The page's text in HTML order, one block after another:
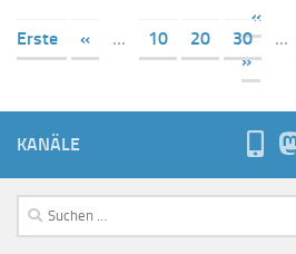
«
Erste
« ... 10 20 30 ...
»
KANÄLE
Suchen
nach: